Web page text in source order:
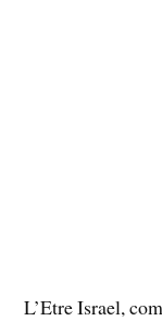
L’Etre Israel,